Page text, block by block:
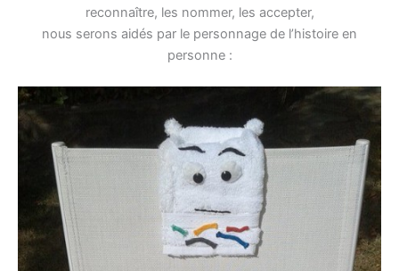
reconnaître, les nommer, les accepter,
nous serons aidés par le personnage de l’histoire en
personne :